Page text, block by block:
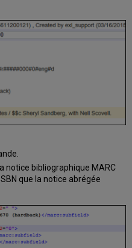
notice bibliographique MARC
que la notice abrégée